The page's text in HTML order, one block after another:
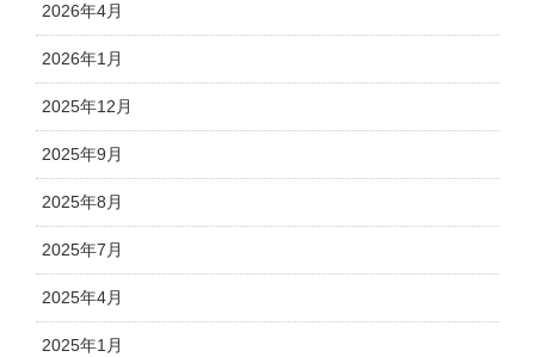
2026年4月
2026年1月
2025年12月
2025年9月
2025年8月
2025年7月
2025年4月
2025年1月